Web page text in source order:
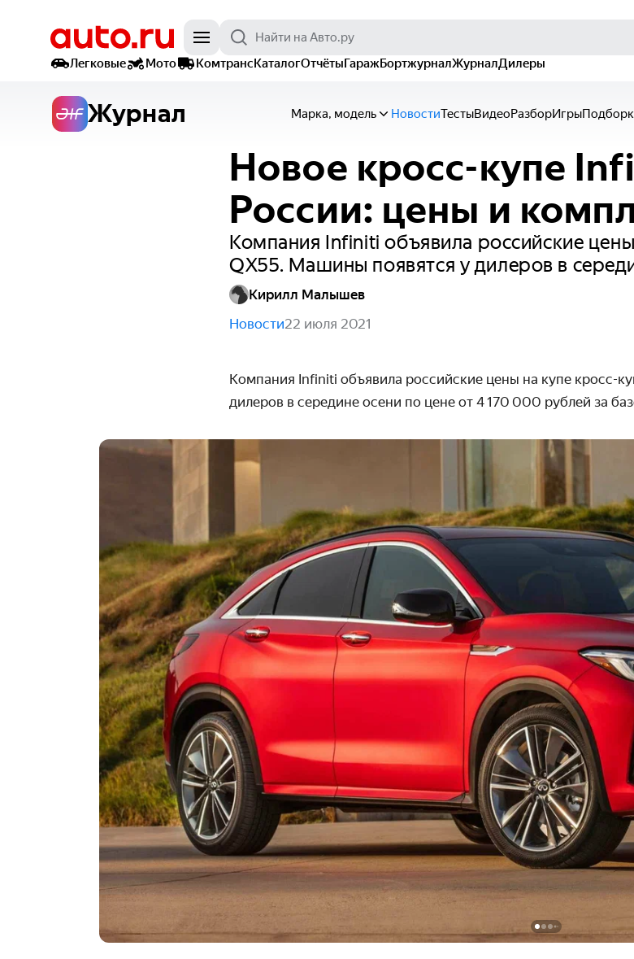
Легковые
Мото КомтрансКаталогОтчётыГаражБортжурналЖурналДилеры
Журнал Марка, модель НовостиТестыВидеоРазборИгры
Новое кросс-купе
России: цены и
Компания Infiniti объявила российские
QX55. Машины появятся у дилеров в
Кирилл Малышев
Новости22 июля 2021
Компания Infiniti объявила российские цены на купе кросс-
дилеров в середине осени по цене от 4 170 000 рублей за